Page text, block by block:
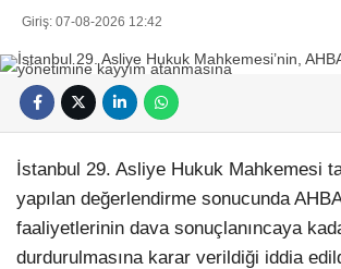
Giriş: 07-08-2026 12:42
İstanbul 29. Asliye Hukuk Mahkemesi
yapılan değerlendirme sonucunda
faaliyetlerinin dava sonuçlanıncaya
durdurulmasına karar verildiği iddia